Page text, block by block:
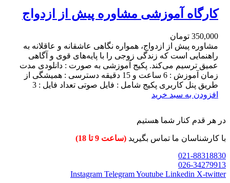
کارگاه آموزشی مشاوره پیش از ازدواج
350,000 تومان
مشاوره پیش از ازدواج، همواره نگاهی عاشقانه و عاقلانه به
راهنمایی است که زندگی زوجی را با پایه‌های قوی و آگاهی
عمیق ترسیم می‌کند. پکیج آموزشی به صورت : دانلودی مدت
زمان آموزش : 6 ساعت و 15 دقیقه دسترسی : همیشگی از
طریق پنل کاربری پکیج شامل : فایل صوتی تعداد فایل : 3
افزودن به سبد خرید
در هر قدم کنار شما هستیم
با کارشناسان ما تماس بگیرید (ساعت 9 تا 18)
021-88318830
026-34279913
Instagram TelegramYoutube Linkedin X-twitter